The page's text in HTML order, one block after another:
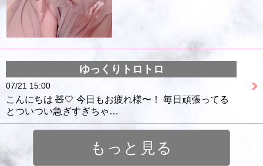
ゆっくりトロトロ
07/21 15:00
こんにちは 🧸🤍 今日もお疲れ様〜！ 毎日頑張ってる
とついつい急ぎすぎちゃ…
もっと見る